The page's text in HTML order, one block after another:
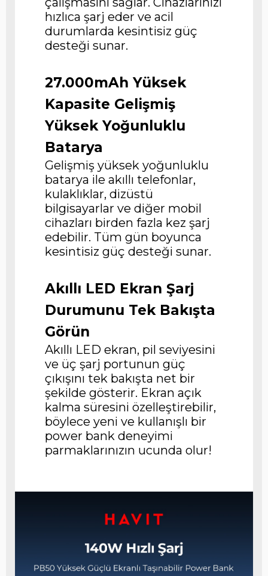
hızlıca şarj eder ve acil
durumlarda kesintisiz güç
desteği sunar.
27.000mAh Yüksek
Kapasite Gelişmiş
Yüksek Yoğunluklu
Batarya
Gelişmiş yüksek yoğunluklu
batarya ile akıllı telefonlar,
kulaklıklar, dizüstü
bilgisayarlar ve diğer mobil
cihazları birden fazla kez şarj
edebilir. Tüm gün boyunca
kesintisiz güç desteği sunar.
Akıllı LED Ekran Şarj
Durumunu Tek Bakışta
Görün
Akıllı LED ekran, pil seviyesini
ve üç şarj portunun güç
çıkışını tek bakışta net bir
şekilde gösterir. Ekran açık
kalma süresini özelleştirebilir,
böylece yeni ve kullanışlı bir
power bank deneyimi
parmaklarınızın ucunda olur!